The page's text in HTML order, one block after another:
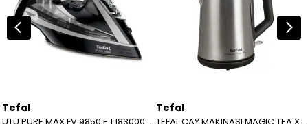
Tefal
UTU PURE MAX FV 9850 E 1 1830008490
Tefal
TEFAL CAY MAKINASI MAGIC TEA XL INOX 9100044377